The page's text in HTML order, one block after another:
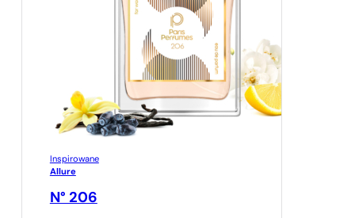
Inspirowane
Allure
N° 206